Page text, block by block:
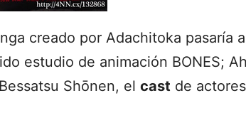
creado por Adachitoka pasaría a
estudio de animación BONES;
Shōnen, el cast de